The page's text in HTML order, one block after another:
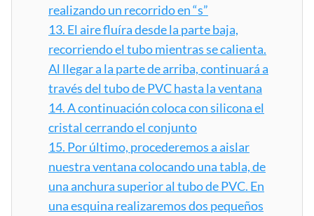
realizando un recorrido en “s”
13. El aire fluíra desde la parte baja,
recorriendo el tubo mientras se calienta.
Al llegar a la parte de arriba, continuará a
través del tubo de PVC hasta la ventana
14.A continuación coloca con silicona el
cristal cerrando el conjunto
15. Por último, procederemos a aislar
nuestra ventana colocando una tabla, de
una anchura superior al tubo de PVC. En
una esquina realizaremos dos pequeños